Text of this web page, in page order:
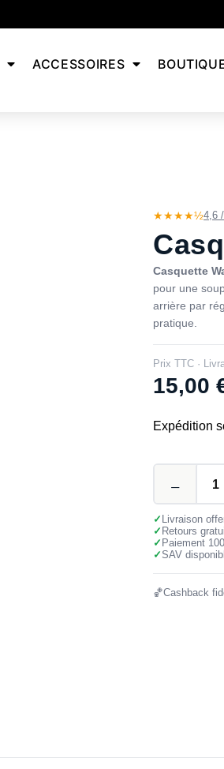
ACCESSOIRES
★★★★½4,6
Casquette
pour une
arrière par
pratique.
Prix TTC ·
15,00
Expédition
✓
Livraison
✓ Retours
✓ Paiement
✓SAV
🏀Cashback